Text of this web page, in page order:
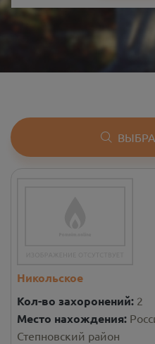
Никольское
Кол-во захоронений: 2
Место нахождения:
Степновский район